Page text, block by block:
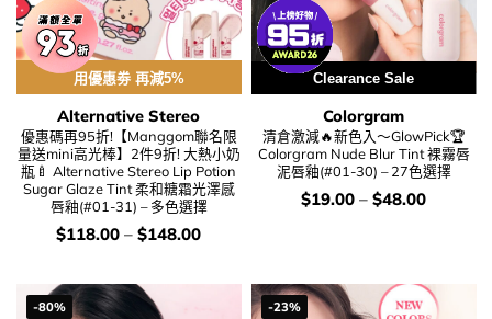
用優惠劵 再減5%
Alternative Stereo
優惠碼再95折!【Manggom聯名限
量送mini高光棒】2件9折! 大熱小奶
瓶🍼 Alternative Stereo Lip Potion
Sugar Glaze Tint 柔和糖霜光澤感
唇釉(#01-31) – 多色選擇
價
$118.00 – $148.00
Clearance Sale
Colorgram
清倉激減🔥新色入～GlowPick🏆
Colorgram Nude Blur Tint 裸霧唇
泥唇釉(#01-30) – 27色選擇
價
$19.00 – $48.00
-80%
-23%